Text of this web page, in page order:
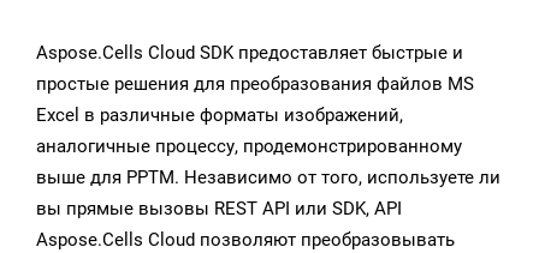
Aspose.Cells Cloud SDK предоставляет быстрые и
простые решения для преобразования файлов MS
Excel в различные форматы изображений,
аналогичные процессу, продемонстрированному
выше для PPTM. Независимо от того, используете ли
вы прямые вызовы REST API или SDK, API
Aspose.Cells Cloud позволяют преобразовывать